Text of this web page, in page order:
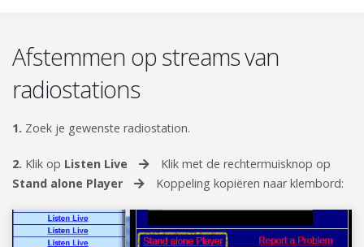
Afstemmen op streams van
radiostations
1. Zoek je gewenste radiostation.
2. Klik op Listen Live
Klik met de rechtermuisknop op
Stand alone Player
Koppeling kopiëren naar klembord: